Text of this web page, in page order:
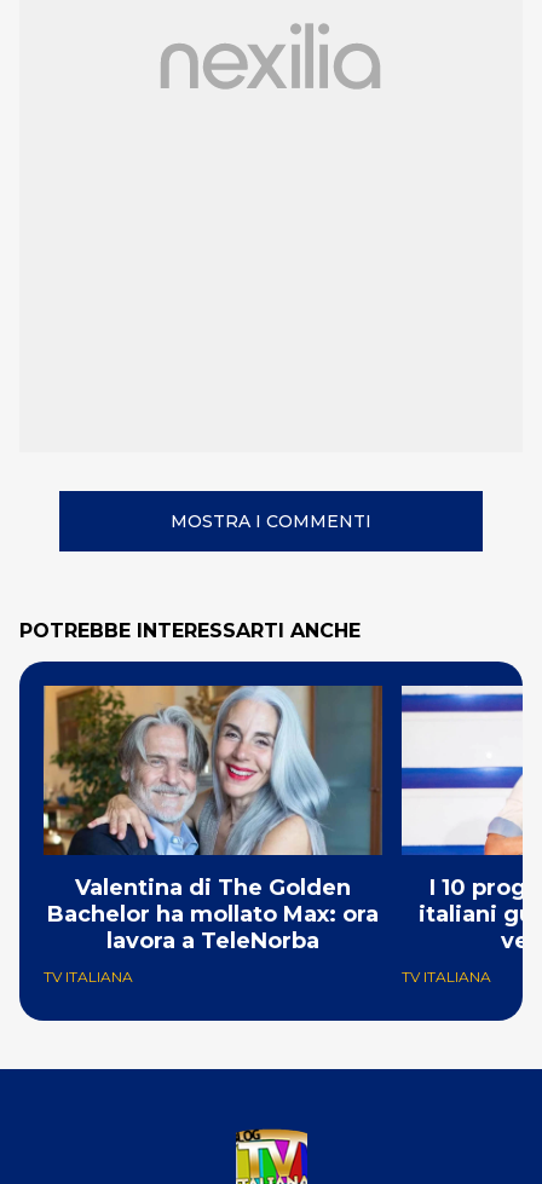
MOSTRA I COMMENTI
POTREBBE INTERESSARTI ANCHE
Valentina di The Golden
Bachelor ha mollato Max: ora
lavora a TeleNorba
TV ITALIANA
I 10
italiani
TV ITALIANA